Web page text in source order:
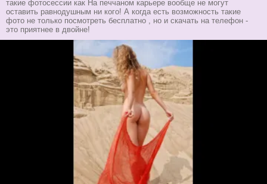
такие фотосессии как На печчаном карьере вообще не могут
оставить равнодушным ни кого! А когда есть возможность такие
фото не только посмотреть бесплатно , но и скачать на телефон -
это приятнее в двойне!